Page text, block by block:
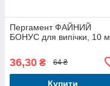
Пергамент ФАЙНИЙ
БОНУС для випічки, 10 м
36,30 ₴ 64 ₴
Купити